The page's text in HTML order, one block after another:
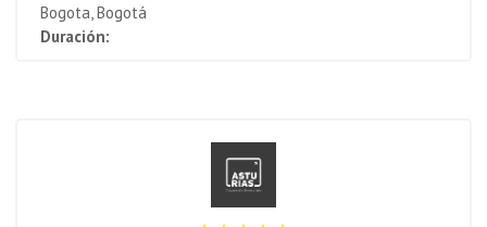
Bogota, Bogotá
Duración: